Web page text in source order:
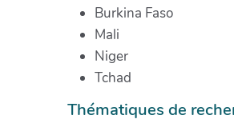
Burkina Faso
Mali
Niger
Tchad
Thématiques de